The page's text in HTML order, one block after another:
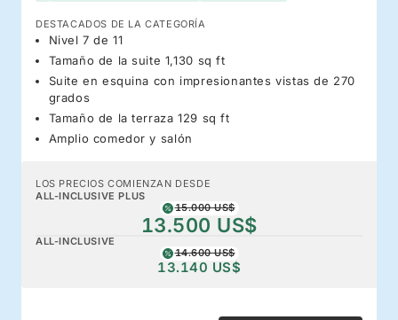
DESTACADOS DE LA CATEGORÍA
Nivel 7 de 11
Tamaño de la suite 1,130 sq ft
Suite en esquina con impresionantes vistas de 270
grados
Tamaño de la terraza 129 sq ft
Amplio comedor y salón
LOS PRECIOS COMIENZAN DESDE
ALL-INCLUSIVE PLUS
15.000 US$
13.500 US$
ALL-INCLUSIVE
14.600 US$
13.140 US$